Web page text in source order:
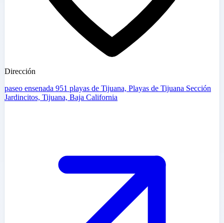
Dirección
paseo ensenada 951 playas de Tijuana, Playas de Tijuana Sección
Jardincitos, Tijuana, Baja California